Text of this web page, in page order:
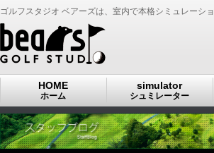
ゴルフスタジオ ベアーズは、室内で本格シミュレーシ
HOME
ホーム
simulator
シュミレーター